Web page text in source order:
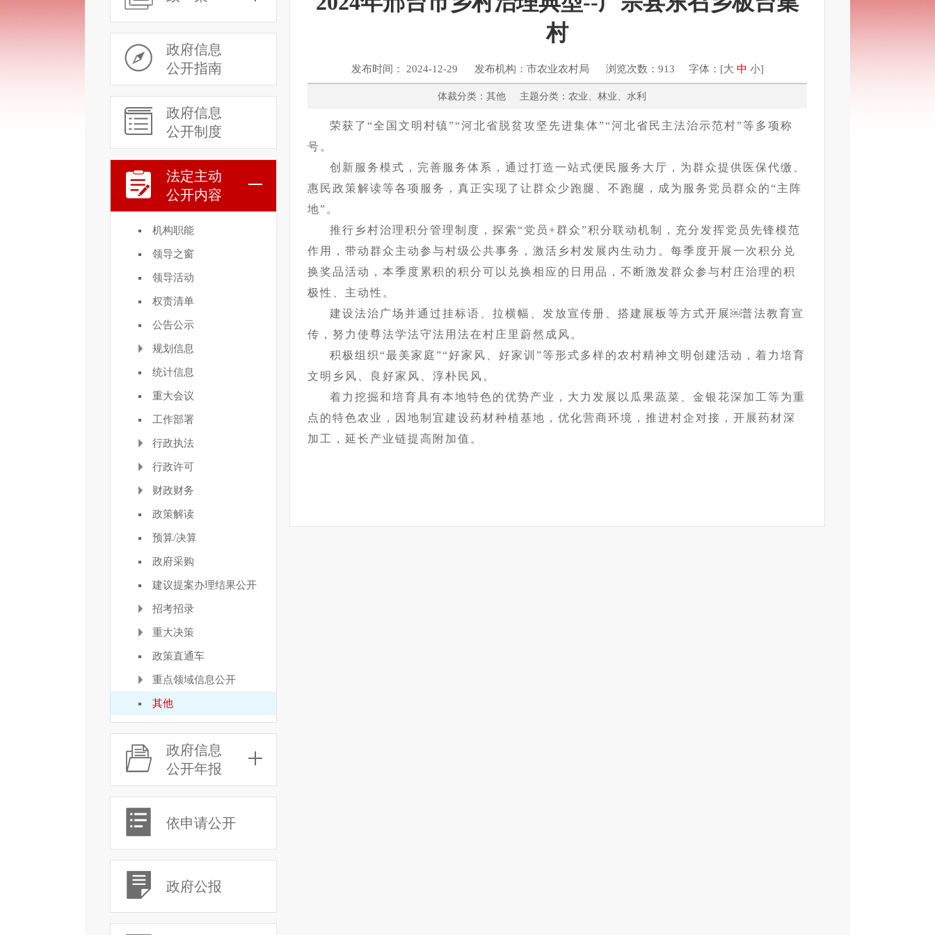
政府信息
公开指南
政府信息
公开制度
法定主动
公开内容
机构职能
领导之窗
领导活动
权责清单
公告公示
规划信息
统计信息
重大会议
工作部署
行政执法
行政许可
财政财务
政策解读
预算/决算
政府采购
建议提案办理结果公开
招考招录
重大决策
政策直通车
重点领域信息公开
其他
政府信息
公开年报
依申请公开
政府公报
村
发布时间： 2024-12-29 发布机构：市农业农村局 浏览次数：913 字体：[大 中 小]
体裁分类：其他 主题分类：农业、林业、水利
荣获了“全国文明村镇”“河北省脱贫攻坚先进集体”“河北省民主法治示范村”等多项称
号。
创新服务模式，完善服务体系，通过打造一站式便民服务大厅，为群众提供医保代缴、
惠民政策解读等各项服务，真正实现了让群众少跑腿、不跑腿，成为服务党员群众的“主阵
地”。
推行乡村治理积分管理制度，探索“党员+群众”积分联动机制，充分发挥党员先锋模范
作用，带动群众主动参与村级公共事务，激活乡村发展内生动力。每季度开展一次积分兑
换奖品活动，本季度累积的积分可以兑换相应的日用品，不断激发群众参与村庄治理的积
极性、主动性。
建设法治广场并通过挂标语、拉横幅、发放宣传册、搭建展板等方式开展￼普法教育宣
传，努力使尊法学法守法用法在村庄里蔚然成风。
积极组织“最美家庭”“好家风、好家训”等形式多样的农村精神文明创建活动，着力培育
文明乡风、良好家风、淳朴民风。
着力挖掘和培育具有本地特色的优势产业，大力发展以瓜果蔬菜、金银花深加工等为重
点的特色农业，因地制宜建设药材种植基地，优化营商环境，推进村企对接，开展药材深
加工，延长产业链提高附加值。